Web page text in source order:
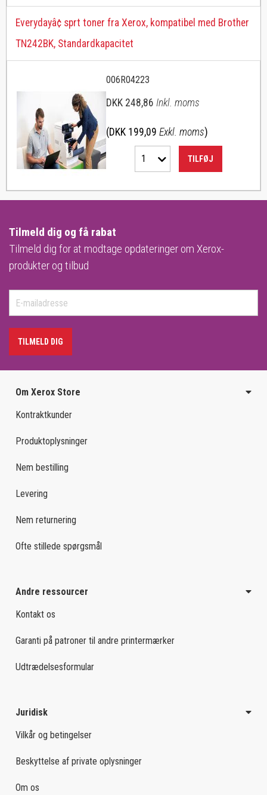
Everydayâ¢ sprt toner fra Xerox, kompatibel med Brother
TN242BK, Standardkapacitet
006R04223
DKK 248,86 Inkl. moms
(DKK 199,09 Exkl. moms)
1 TILFØJ
Tilmeld dig og få rabat
Tilmeld dig for at modtage opdateringer om Xerox-
produkter og tilbud
TILMELD DIG
Om Xerox Store
Kontraktkunder
Produktoplysninger
Nem bestilling
Levering
Nem returnering
Ofte stillede spørgsmål
Andre ressourcer
Kontakt os
Garanti på patroner til andre printermærker
Udtrædelsesformular
Juridisk
Vilkår og betingelser
Beskyttelse af private oplysninger
Om os